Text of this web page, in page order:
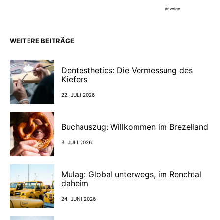
Anzeige
WEITERE BEITRÄGE
Dentesthetics: Die Vermessung des
Kiefers
22. JULI 2026
Buchauszug: Willkommen im Brezelland
3. JULI 2026
Mulag: Global unterwegs, im Renchtal
daheim
24. JUNI 2026